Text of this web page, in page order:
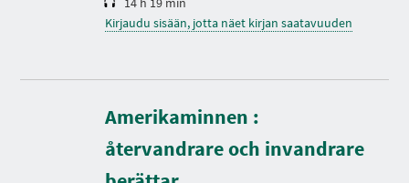
Kirjaudu sisään, jotta näet kirjan saatavuuden
Amerikaminnen :
återvandrare och invandrare
K
e